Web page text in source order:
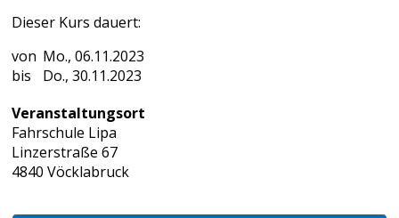
Dieser Kurs dauert:
Mo., 06.11.2023
Do., 30.11.2023
Veranstaltungsort
Fahrschule Lipa
Linzerstraße 67
4840 Vöcklabruck